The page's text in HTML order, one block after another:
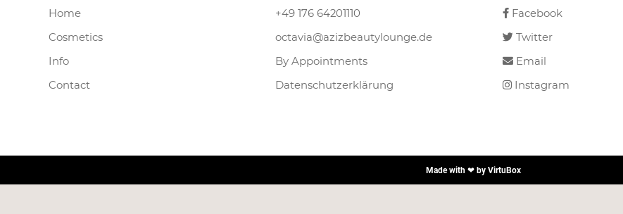
Home
Cosmetics
Info
Contact
+49 176 64201110
octavia@azizbeautylounge.de
By Appointments
Datenschutzerklärung
 Facebook
 Twitter
 Email
 Instagram
Made with ❤ by VirtuBox